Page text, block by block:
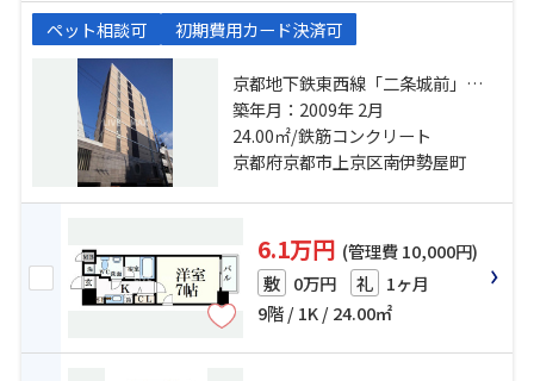
ペット相談可 初期費用カード決済可
京都地下鉄東西線「二条城前」
駅 徒歩13分 山陰本線「二条」駅 徒
歩14分 京都市営烏丸線「丸太町」
駅 徒歩14分
築年月：2009年 2月
24.00㎡/鉄筋コンクリート
京都府京都市上京区南伊勢屋町
6.1万円 (管理費 10,000円)
敷 0万円 礼 1ヶ月
9階 / 1K / 24.00㎡